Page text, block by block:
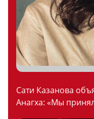
Сати Казанова
Анагха: «Мы